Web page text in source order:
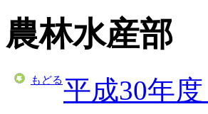
農林水産部
もどる平成30年